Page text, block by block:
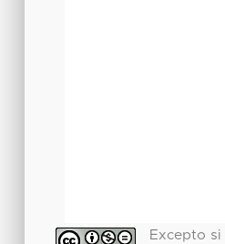
Excepto si